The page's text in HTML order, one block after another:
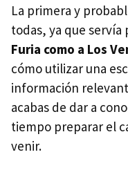
La primera y
todas, ya que servía
Furia como a Los
cómo utilizar una
información
acabas de dar a
tiempo preparar el
venir.